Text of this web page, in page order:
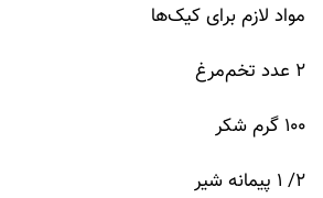
مواد لازم برای کیک‌ها
۲ عدد تخم‌مرغ
۱۰۰ گرم شکر
۲/ ۱ پیمانه شیر